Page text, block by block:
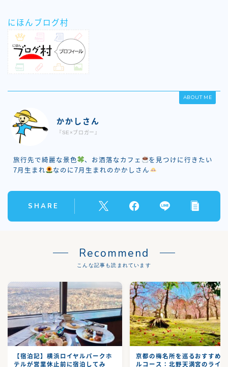
にほんブログ村
ABOUT ME
かかしさん
『SE×ブロガー』
旅行先で綺麗な景色 、お洒落なカフェ
を見つけに行きたい
7月生まれ
なのに7月生まれのかかしさん
SHARE
Recommend
こんな記事も読まれています
【宿泊記】横浜ロイヤルパークホ
テルが営業休止前に宿泊してみ
京都の梅名所を巡るおすすめ
ルコース：北野天満宮のライ